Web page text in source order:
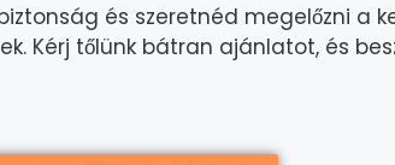
és szeretnéd megelőzni a
Kérj tőlünk bátran ajánlatot, és